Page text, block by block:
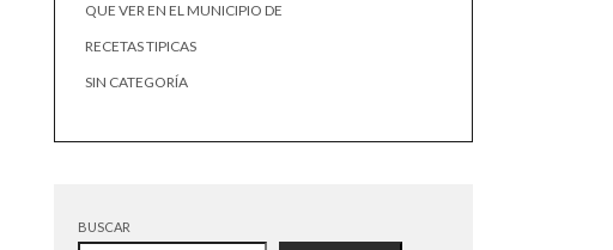
QUE VER EN EL MUNICIPIO DE
RECETAS TIPICAS
SIN CATEGORÍA
BUSCAR